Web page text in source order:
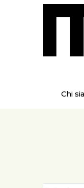
Chi